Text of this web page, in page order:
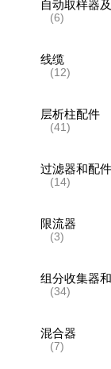
自动取样器
(6)
线缆
(12)
层析柱配件
(41)
过滤器和配件
(14)
限流器
(3)
组分收集器
(34)
混合器
(7)